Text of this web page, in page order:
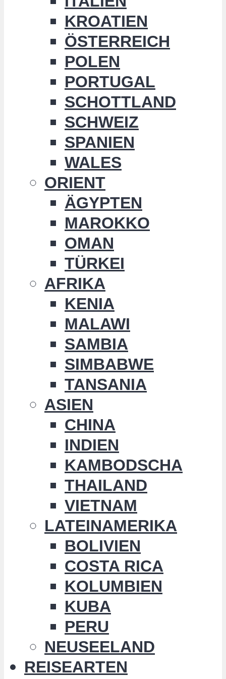
KROATIEN
ÖSTERREICH
POLEN
PORTUGAL
SCHOTTLAND
SCHWEIZ
SPANIEN
WALES
ORIENT
ÄGYPTEN
MAROKKO
OMAN
TÜRKEI
AFRIKA
KENIA
MALAWI
SAMBIA
SIMBABWE
TANSANIA
ASIEN
CHINA
INDIEN
KAMBODSCHA
THAILAND
VIETNAM
LATEINAMERIKA
BOLIVIEN
COSTA RICA
KOLUMBIEN
KUBA
PERU
NEUSEELAND
REISEARTEN